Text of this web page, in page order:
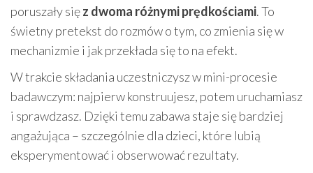
poruszały sięz dwoma różnymi prędkościami. To
świetny pretekst do rozmów o tym, co zmienia się w
mechanizmie i jak przekłada się to na efekt.
W trakcie składania uczestniczysz w mini-procesie
badawczym: najpierw konstruujesz, potem uruchamiasz
i sprawdzasz. Dzięki temu zabawa staje się bardziej
angażująca – szczególnie dla dzieci, które lubią
eksperymentować i obserwować rezultaty.